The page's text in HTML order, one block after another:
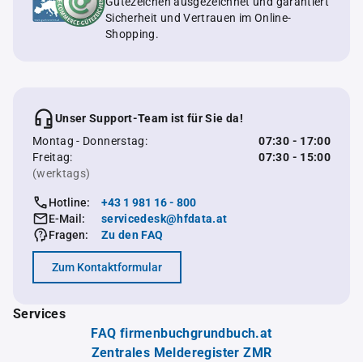
Sicherheit und Vertrauen im Online-
Shopping.
Unser Support-Team ist für Sie da!
Montag - Donnerstag:
07:30 - 17:00
Freitag:
07:30 - 15:00
(werktags)
Hotline:
+43 1 981 16 - 800
E-Mail:
servicedesk@hfdata.at
Fragen:
Zu den FAQ
Zum Kontaktformular
Services
FAQ firmenbuchgrundbuch.at
Zentrales Melderegister ZMR